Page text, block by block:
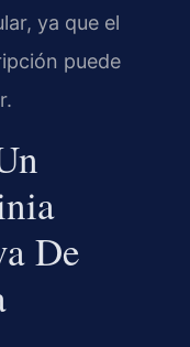
ya que el
puede
De